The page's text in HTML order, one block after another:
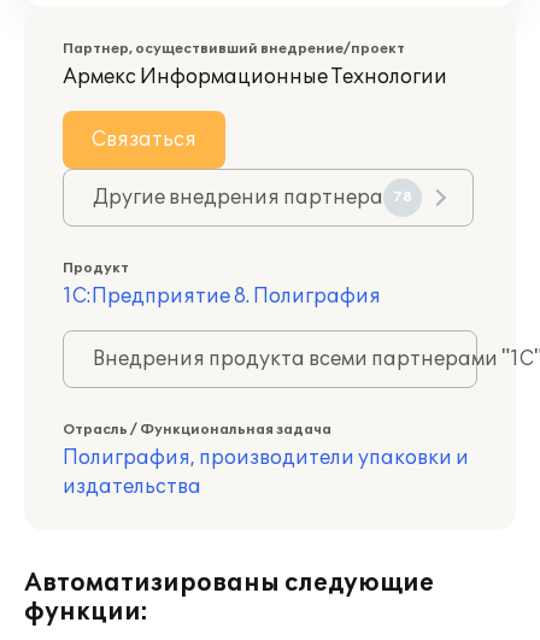
Партнер, осуществивший внедрение/проект
Армекс Информационные Технологии
Связаться
Другие внедрения партнера 78
Продукт
1С:Предприятие 8. Полиграфия
Внедрения продукта всеми партнерами
Отрасль / Функциональная задача
Полиграфия, производители упаковки и
издательства
Автоматизированы следующие
функции: